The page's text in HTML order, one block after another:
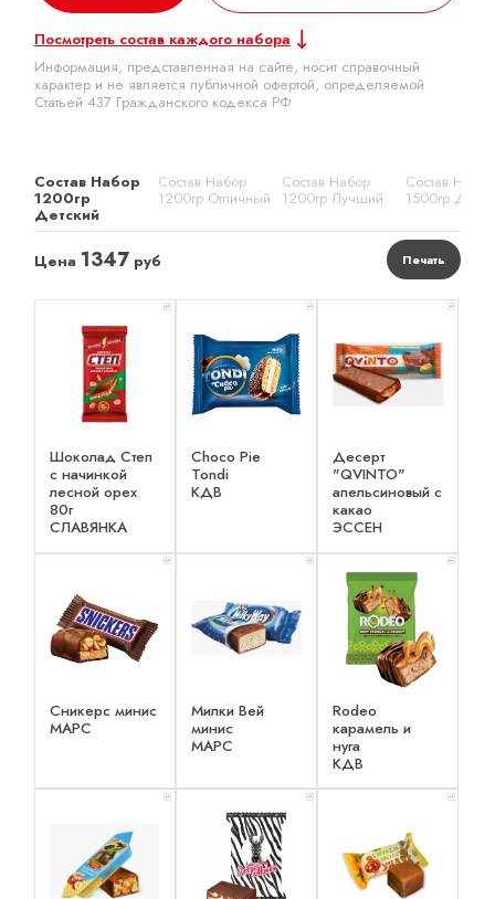
Посмотреть состав каждого набора
Информация, представленная на сайте, носит справочный
характер и не является публичной офертой, определяемой
Статьей 437 Гражданского кодекса РФ
Состав Набор
1200гр
Детский
Состав Набор
1200гр Отличный
Состав Набор
1200гр Лучший
Состав Набор
1500гр
Цена 1347руб Печать
x 1
Шоколад Степ
с начинкой
лесной орех
80г
СЛАВЯНКА
x 1
Choco Pie
Tondi
КДВ
x 1
Десерт
"QVINTO"
апельсиновый с
какао
ЭССЕН
x 1
Сникерс минис
МАРС
x 1
Милки Вей
минис
МАРС
x 2
Rodeo
карамель и
нуга
КДВ
x 1 x 1 x 1